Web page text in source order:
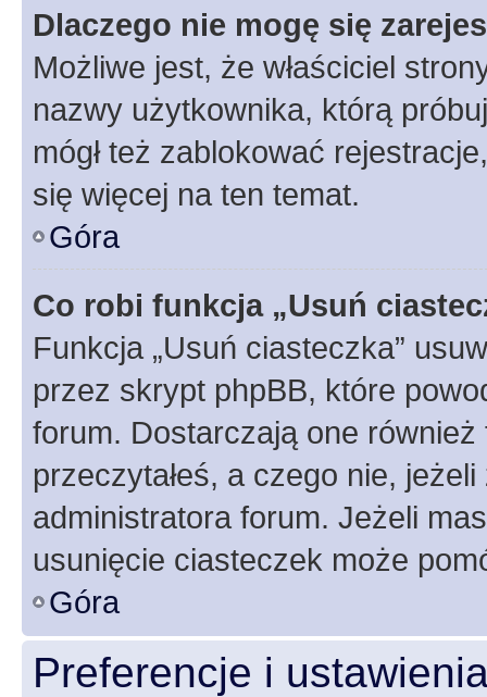
Dlaczego nie mogę się
Możliwe jest, że właściciel
nazwy użytkownika, którą
mógł też zablokować
się więcej na ten temat.
Góra
Co robi funkcja „Usuń
Funkcja „Usuń ciasteczka”
przez skrypt phpBB, które
forum. Dostarczają one
przeczytałeś, a czego nie,
administratora forum. Jeżeli
usunięcie ciasteczek może
Góra
Preferencje i